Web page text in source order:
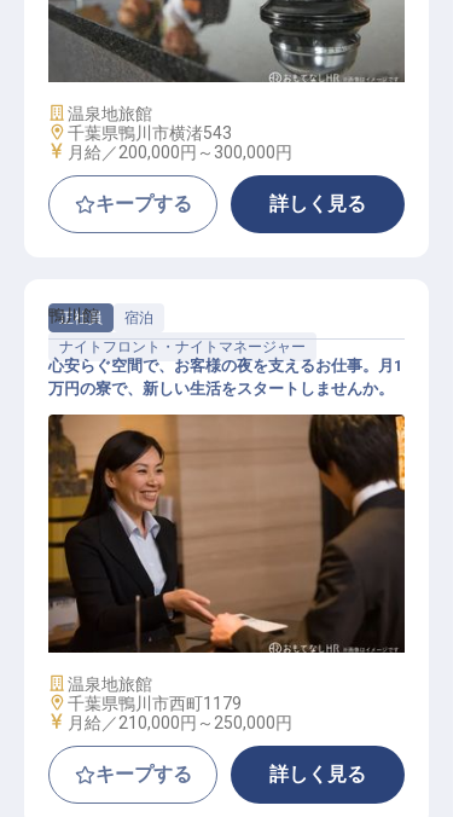
フロント
施設業態
温泉地旅館
勤務地
千葉県鴨川市横渚543
給与
月給／200,000円～ 300,000円
キープする 詳しく見る
正社員
宿泊
ナイトフロント・ナイトマネージャー
ナイトフロント
鴨川館
心安らぐ空間で、お客様の夜を支えるお仕事。月1
万円の寮で、新しい生活をスタートしませんか。
施設業態
温泉地旅館
勤務地
千葉県鴨川市西町1179
給与
月給／210,000円～ 250,000円
キープする 詳しく見る